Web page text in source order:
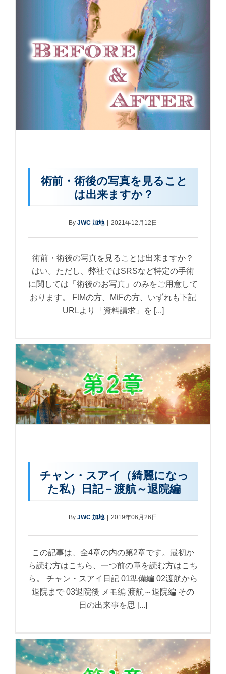
術前・術後の写真を見ること
は出来ますか？
By JWC 加地 | 2021年12月12日
術前・術後の写真を見ることは出来ますか？
はい。ただし、弊社ではSRSなど特定の手術
に関しては「術後のお写真」のみをご用意して
おります。 FtMの方、MtFの方、いずれも下記
URLより「資料請求」を [...]
チャン・スアイ（綺麗になっ
た私）日記 – 渡航～退院編
By JWC 加地 2019年06月26日
この記事は、全4章の内の第2章です。最初か
ら読む方はこちら、一つ前の章を読む方はこち
ら。 チャン・スアイ日記 01準備編 02渡航から
退院まで 03退院後 メモ編 渡航～退院編 その
日の出来事を思 [...]